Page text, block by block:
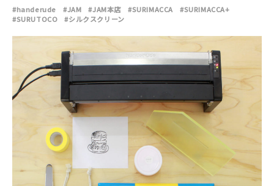
イベント
印刷見本
シルクスクリーン
無地素材
紙
#handerude #JAM #JAM本店 #SURIMACCA
#SURIMACCA+
#SURUTOCO
#シルクスクリーン